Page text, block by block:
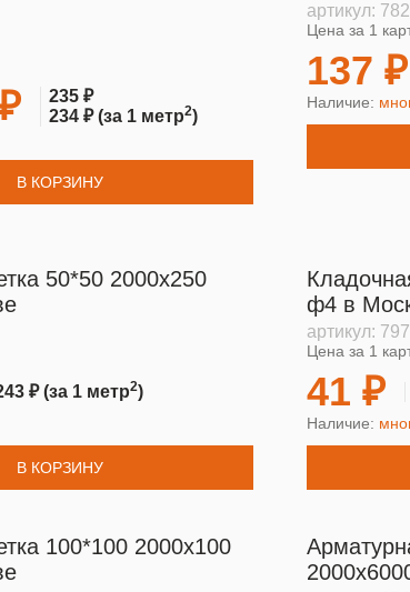
235 ₽
234 ₽(за 1 метр2)
В КОРЗИНУ
артикул:
Цена за 1
137 ₽
Наличие:
50*50 2000х250
₽(за 1 метр2)
В КОРЗИНУ
ф4 в
артикул:
Цена за 1
41 ₽
Наличие:
100*100 2000х100